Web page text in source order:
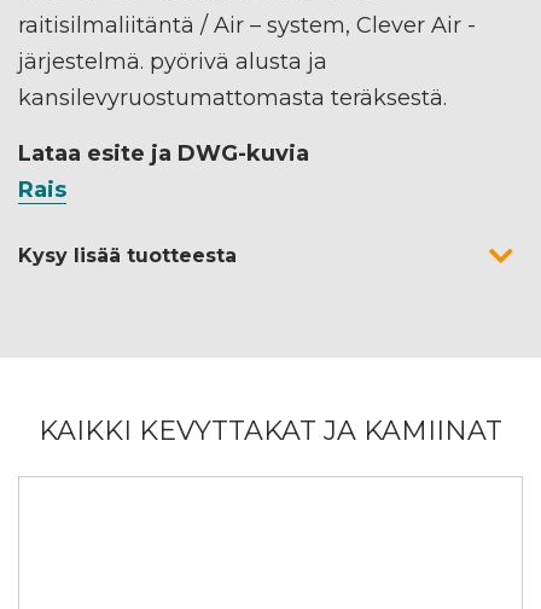
raitisilmaliitäntä / Air – system, Clever Air -
järjestelmä. pyörivä alusta ja
kansilevyruostumattomasta teräksestä.
Lataa esite ja DWG-kuvia
Rais
Kysy lisää tuotteesta
KAIKKI KEVYTTAKAT JA KAMIINAT